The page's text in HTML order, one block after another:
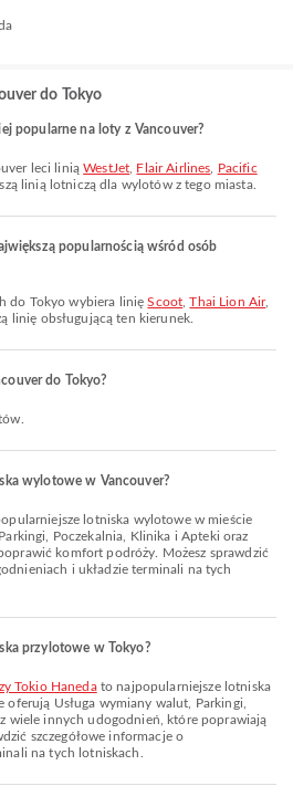
do Tokyo
popularne na loty z Vancouver?
leci liniąWestJet Flair Airlines
Pacific
linią lotniczą dla wylotów z tego miasta.
popularnością wśród osób
do Tokyo wybiera linięScoot ,Thai Lion Air,
linię obsługującą ten kierunek.
do Tokyo?
wylotowe w Vancouver?
lotniska wylotowe w mieście
Poczekalnia, Klinika i Apteki oraz
komfort podróży. Możesz sprawdzić
i układzie terminali na tych
przylotowe w Tokyo?
Tokio Hanedato najpopularniejsze lotniska
Usługa wymiany walut, Parkingi,
wiele innych udogodnień, które poprawiają
szczegółowe informacje o
na tych lotniskach.